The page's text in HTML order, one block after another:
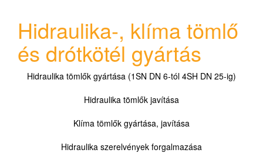
Hidraulika-, klíma tömlő
és drótkötél gyártás
Hidraulika tömlők gyártása (1SN DN 6-tól 4SH DN 25-ig)
Hidraulika tömlők javítása
Klíma tömlők gyártása, javítása
Hidraulika szerelvények forgalmazása